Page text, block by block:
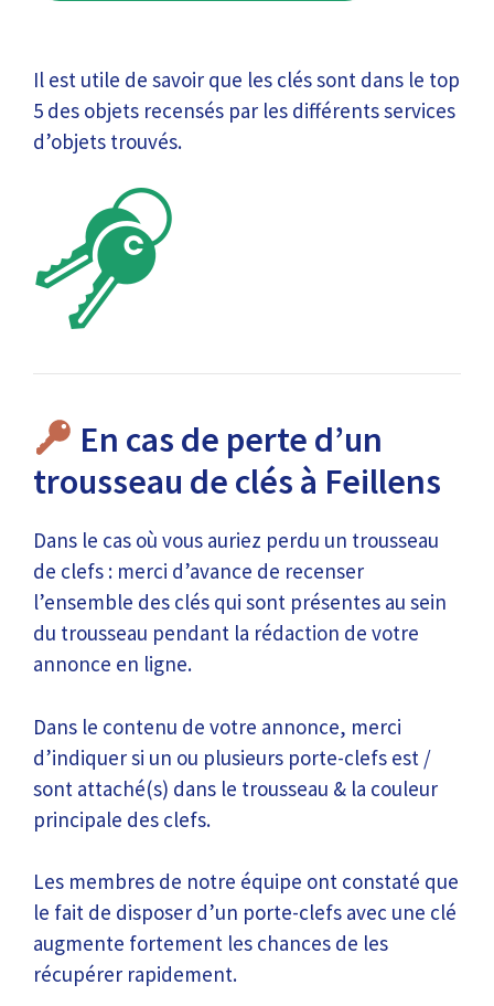
Il est utile de savoir que les clés sont dans le top
5 des objets recensés par les différents services
d’objets trouvés.
En cas de perte d’un
trousseau de clés à Feillens
Dans le cas où vous auriez perdu un trousseau
de clefs : merci d’avance de recenser
l’ensemble des clés qui sont présentes au sein
du trousseau pendant la rédaction de votre
annonce en ligne.
Dans le contenu de votre annonce, merci
d’indiquer si un ou plusieurs porte-clefs est /
sont attaché(s) dans le trousseau & la couleur
principale des clefs.
Les membres de notre équipe ont constaté que
le fait de disposer d’un porte-clefs avec une clé
augmente fortement les chances de les
récupérer rapidement.